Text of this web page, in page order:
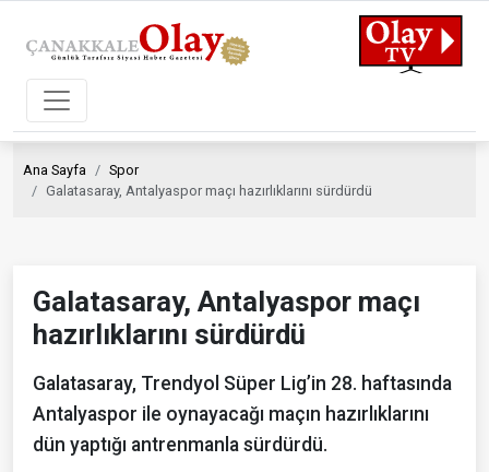
Ana Sayfa
Spor
Galatasaray, Antalyaspor maçı hazırlıklarını sürdürdü
Galatasaray, Antalyaspor maçı
hazırlıklarını sürdürdü
Galatasaray, Trendyol Süper Lig’in 28. haftasında
Antalyaspor ile oynayacağı maçın hazırlıklarını
dün yaptığı antrenmanla sürdürdü.